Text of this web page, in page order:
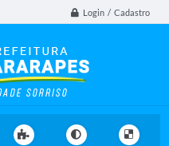
Login / Cadastro